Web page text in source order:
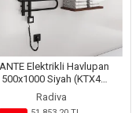
Elektrikli Havlupan
500x1000 Siyah (KTX4
300W Spiral Kablolu
Radiva